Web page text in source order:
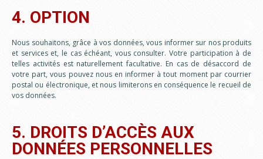
4. OPTION
Nous souhaitons, grâce à vos données, vous informer sur nos produits
et services et, le cas échéant, vous consulter. Votre participation à de
telles activités est naturellement facultative. En cas de désaccord de
votre part, vous pouvez nous en informer à tout moment par courrier
postal ou électronique, et nous limiterons en conséquence le recueil de
vos données.
5. DROITS D’ACCÈS AUX
DONNÉES PERSONNELLES